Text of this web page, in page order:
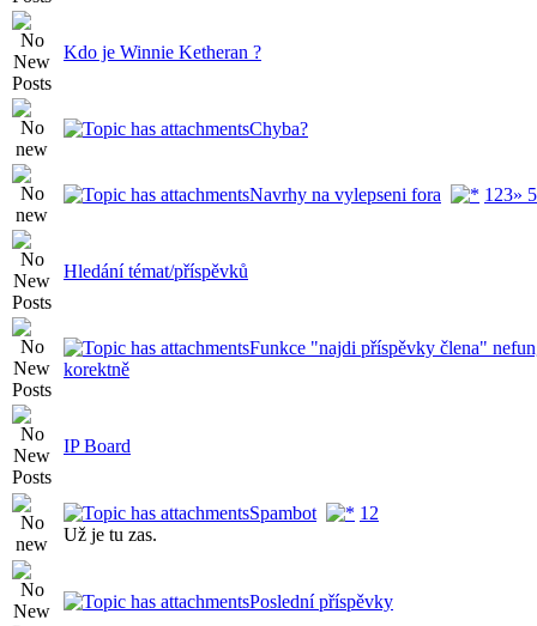
Kdo je Winnie Ketheran ?
Chyba?
Navrhy na vylepseni fora 1 23» 5
Hledání témat/příspěvků
Funkce "najdi příspěvky člena"
korektně
IP Board
Spambot 1 2
Už je tu zas.
Poslední příspěvky